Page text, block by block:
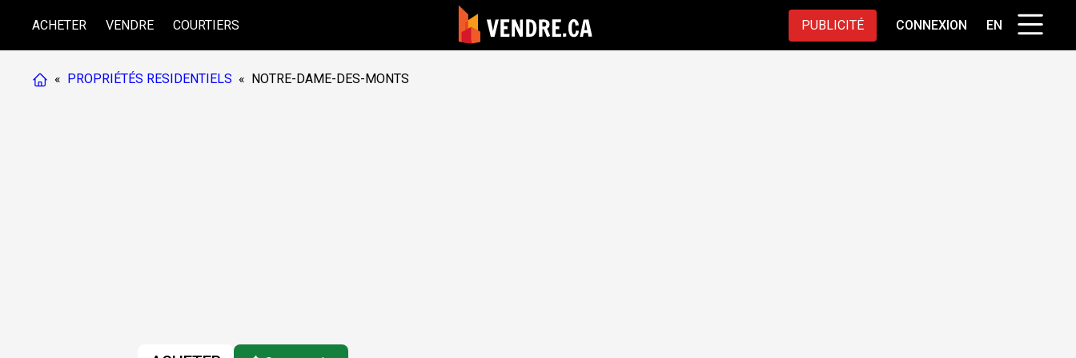
ACHETER VENDRE COURTIERS PUBLICITÉ CONNEXION EN
« PROPRIÉTÉS RESIDENTIELS « NOTRE-DAME-DES-MONTS